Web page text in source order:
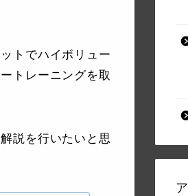
トでハイボリュー
トレーニングを取
説を行いたいと思